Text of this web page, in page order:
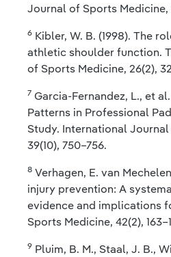
Journal of Sports Medicine,
6 Kibler, W. B. (1998). The
athletic shoulder function.
of Sports Medicine, 26(2),
7 Garcia‐Fernandez, L., et
Patterns in Professional
Study. International
39(10), 750–756.
8 Verhagen, E. van
injury prevention: A
evidence and implications
Sports Medicine, 42(2),
9 Pluim, B. M., Staal, J. B.,